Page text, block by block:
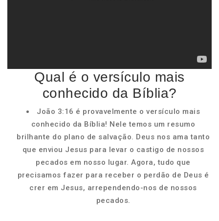
Qual é o versículo mais
conhecido da Bíblia?
João 3:16 é provavelmente o versículo mais
conhecido da Bíblia! Nele temos um resumo
brilhante do plano de salvação. Deus nos ama tanto
que enviou Jesus para levar o castigo de nossos
pecados em nosso lugar. Agora, tudo que
precisamos fazer para receber o perdão de Deus é
crer em Jesus, arrependendo-nos de nossos
pecados.